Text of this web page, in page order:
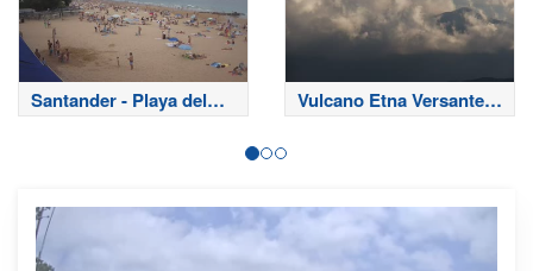
Santander - Playa del
Sardinero
Vulcano Etna Versante
Nord